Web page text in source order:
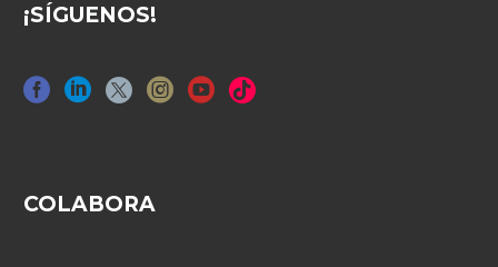
¡SÍGUENOS!
COLABORA